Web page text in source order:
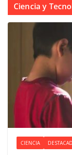
Ciencia y
CIENCIA